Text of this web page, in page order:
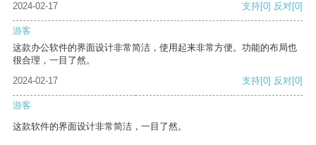
2024-02-17
支持[0] 反对[0]
游客
这款办公软件的界面设计非常简洁，使用起来非常方便。功能的布局也
很合理，一目了然。
2024-02-17
支持[0] 反对[0]
游客
这款软件的界面设计非常简洁，一目了然。